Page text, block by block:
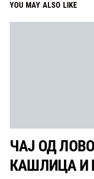
YOU MAY ALSO LIKE
ЧАЈ ОД
КАШЛИЦА И